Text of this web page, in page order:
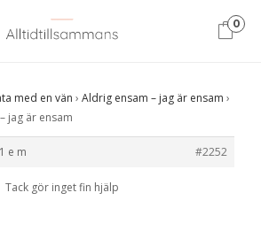
0
med en vän › Aldrig ensam – jag är ensam ›
jag är ensam
e m
#2252
Tack gör inget fin hjälp